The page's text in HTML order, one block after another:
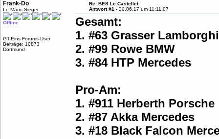
Frank-Do
Le Mans Sieger
Offline
GT-Eins Forums-User
Beiträge: 10873
Dortmund
Re: BES Le Castellet
Antwort #1 -20.06.17 um 11:11:07
Gesamt:
1. #63 Grasser
2. #99 Rowe BMW
3. #84 HTP Mercedes
Pro-Am:
1. #911 Herberth Porsche
2. #87 Akka Mercedes
3. #18 Black Falcon